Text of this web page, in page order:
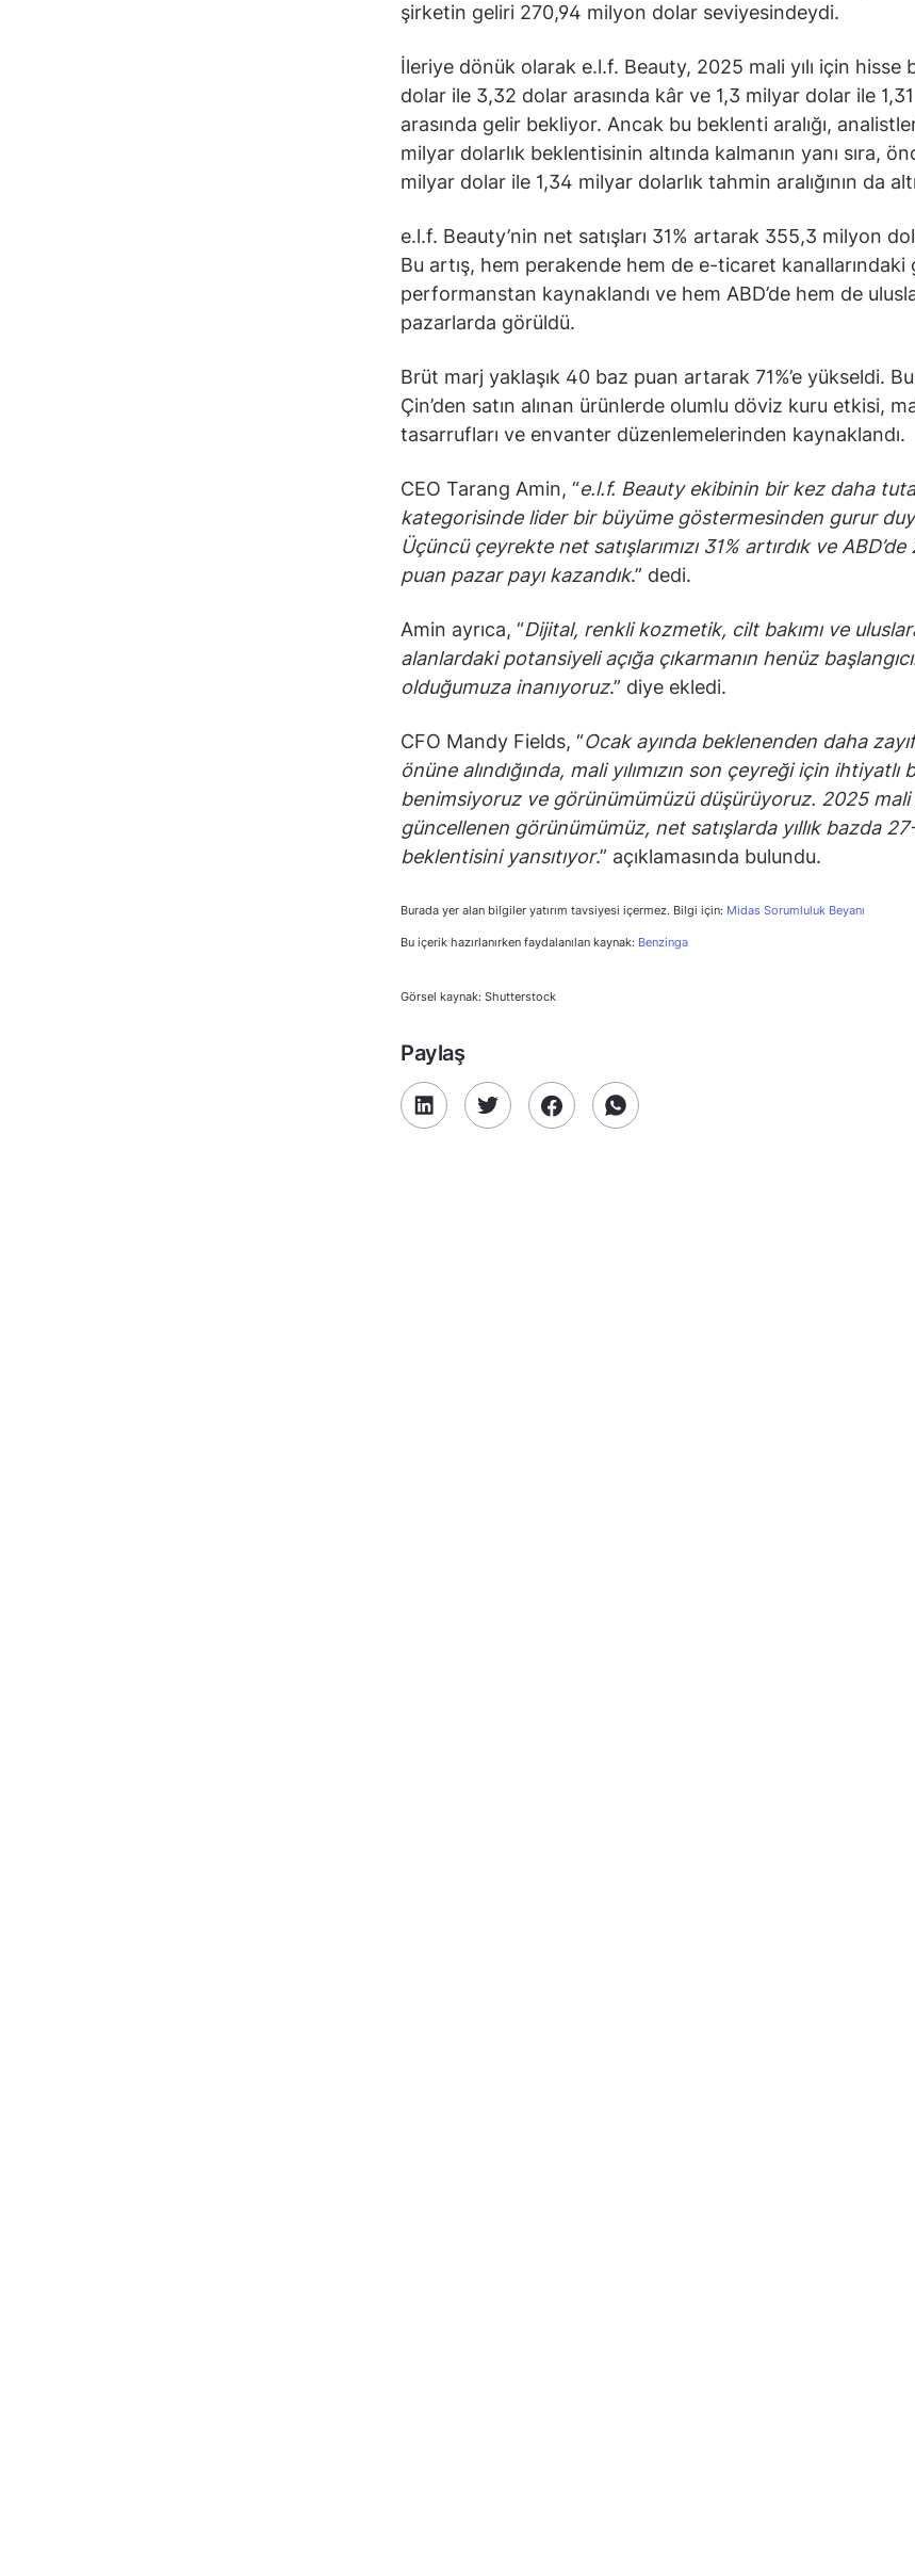
şirketin geliri 270,94 milyon dolar seviyesindeydi.
İleriye dönük olarak e.l.f. Beauty, 2025 mali yılı için hisse
dolar ile 3,32 dolar arasında kâr ve 1,3 milyar dolar ile
arasında gelir bekliyor. Ancak bu beklenti aralığı,
milyar dolarlık beklentisinin altında kalmanın yanı sıra,
milyar dolar ile 1,34 milyar dolarlık tahmin aralığının da
e.l.f. Beauty’nin net satışları 31% artarak 355,3 milyon
Bu artış, hem perakende hem de e-ticaret kanallarındaki
performanstan kaynaklandı ve hem ABD’de hem de
pazarlarda görüldü.
Brüt marj yaklaşık 40 baz puan artarak 71%’e yükseldi.
Çin’den satın alınan ürünlerde olumlu döviz kuru etkisi,
tasarrufları ve envanter düzenlemelerinden kaynaklandı.
CEO Tarang Amin, “e.l.f. Beauty ekibinin bir kez daha
kategorisinde lider bir büyüme göstermesinden gurur
Üçüncü çeyrekte net satışlarımızı 31% artırdık ve
puan pazar payı kazandık.” dedi.
Amin ayrıca, “Dijital, renkli kozmetik, cilt bakımı ve
alanlardaki potansiyeli açığa çıkarmanın henüz
olduğumuza inanıyoruz.” diye ekledi.
CFO Mandy Fields, “Ocak ayında beklenenden daha
önüne alındığında, mali yılımızın son çeyreği için ihtiyatlı
benimsiyoruz ve görünümümüzü düşürüyoruz. 2025 mali
güncellenen görünümümüz, net satışlarda yıllık bazda
beklentisini yansıtıyor.” açıklamasında bulundu.
Burada yer alan bilgiler yatırım tavsiyesi içermez. Bilgi için: Midas Sorumluluk Beyanı
Bu içerik hazırlanırken faydalanılan kaynak: Benzinga
Görsel kaynak: Shutterstock
Paylaş